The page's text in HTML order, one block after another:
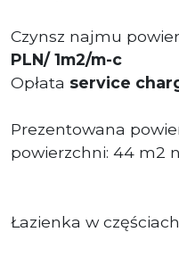
Czynsz najmu
PLN/ 1m2/m-c
Opłata service
Prezentowana
powierzchni: 44 m2
Łazienka w